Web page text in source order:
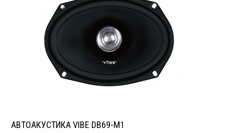
АВТОАКУСТИКА VIBE DB69-M1